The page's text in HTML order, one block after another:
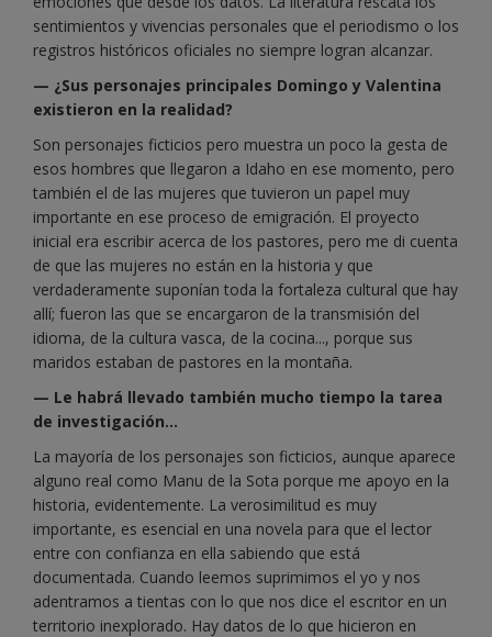
sentimientos y vivencias personales que el periodismo o los
registros históricos oficiales no siempre logran alcanzar.
— ¿Sus personajes principales Domingo y Valentina
existieron en la realidad?
Son personajes ficticios pero muestra un poco la gesta de
esos hombres que llegaron a Idaho en ese momento, pero
también el de las mujeres que tuvieron un papel muy
importante en ese proceso de emigración. El proyecto
inicial era escribir acerca de los pastores, pero me di cuenta
de que las mujeres no están en la historia y que
verdaderamente suponían toda la fortaleza cultural que hay
allí; fueron las que se encargaron de la transmisión del
idioma, de la cultura vasca, de la cocina..., porque sus
maridos estaban de pastores en la montaña.
— Le habrá llevado también mucho tiempo la tarea
de investigación...
La mayoría de los personajes son ficticios, aunque aparece
alguno real como Manu de la Sota porque me apoyo en la
historia, evidentemente. La verosimilitud es muy
importante, es esencial en una novela para que el lector
entre con confianza en ella sabiendo que está
documentada. Cuando leemos suprimimos el yo y nos
adentramos a tientas con lo que nos dice el escritor en un
territorio inexplorado. Hay datos de lo que hicieron en